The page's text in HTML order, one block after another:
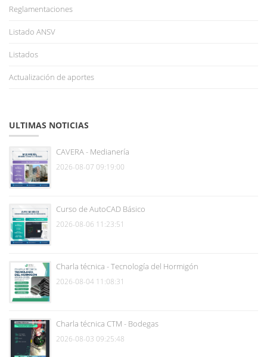
Reglamentaciones
Listado ANSV
Listados
Actualización de aportes
ULTIMAS NOTICIAS
CAVERA - Medianería
2026-08-07 09:19:00
Curso de AutoCAD Básico
2026-08-06 11:23:51
Charla técnica - Tecnología del Hormigón
2026-08-04 11:08:31
Charla técnica CTM - Bodegas
2026-08-03 09:25:48